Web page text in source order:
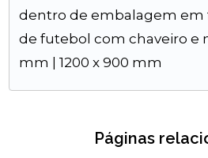
dentro de embalagem em
de futebol com chaveiro e
mm | 1200 x 900 mm
Páginas